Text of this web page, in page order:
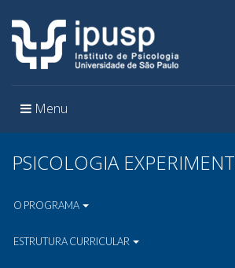
Toggle
Menu
PSICOLOGIA
O PROGRAMA
ESTRUTURA CURRICULAR